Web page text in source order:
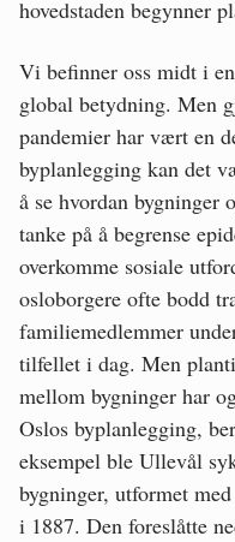
hovedstaden begynner
Vi befinner oss midt i
global betydning. Men
pandemier har vært en
byplanlegging kan det
å se hvordan bygninger
tanke på å begrense
overkomme sosiale
osloborgere ofte bodd
familiemedlemmer
tilfellet i dag. Men
mellom bygninger har
Oslos byplanlegging,
eksempel ble Ullevål
bygninger, utformet
i 1887. Den foreslåtte